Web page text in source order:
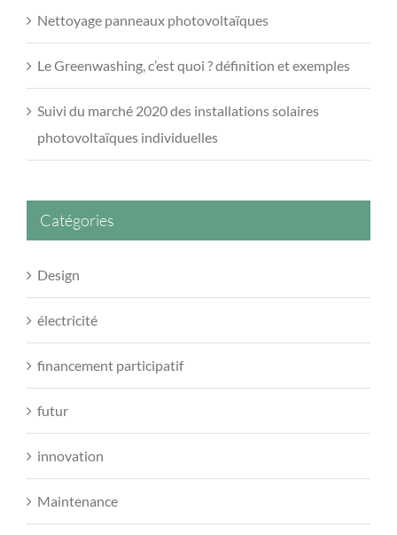
Nettoyage panneaux photovoltaïques
Le Greenwashing, c’est quoi ? définition et exemples
Suivi du marché 2020 des installations solaires
photovoltaïques individuelles
Catégories
Design
électricité
financement participatif
futur
innovation
Maintenance